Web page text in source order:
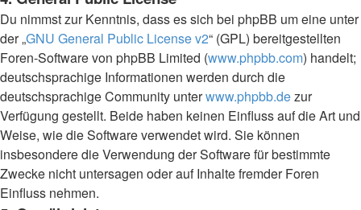
Du nimmst zur Kenntnis, dass es sich bei phpBB um eine unter
der „GNU General Public License v2“ (GPL) bereitgestellten
Foren-Software von phpBB Limited (www.phpbb.com) handelt;
deutschsprachige Informationen werden durch die
deutschsprachige Community unterwww.phpbb.dezur
Verfügung gestellt. Beide haben keinen Einfluss auf die Art und
Weise, wie die Software verwendet wird. Sie können
insbesondere die Verwendung der Software für bestimmte
Zwecke nicht untersagen oder auf Inhalte fremder Foren
Einfluss nehmen.